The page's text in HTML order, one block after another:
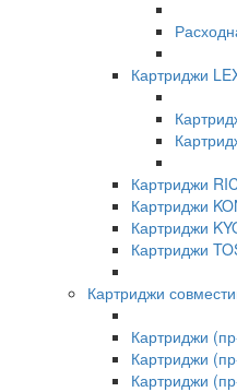
Картриджи
Картриджи
Картриджи
Картриджи
Картриджи
Картриджи
Картриджи
Картриджи
Картриджи